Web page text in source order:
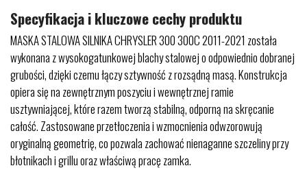
Specyfikacja i kluczowe cechy produktu
MASKA STALOWA SILNIKA CHRYSLER 300 300C 2011-2021 została
wykonana z wysokogatunkowej blachy stalowej o odpowiednio dobranej
grubości, dzięki czemu łączy sztywność z rozsądną masą. Konstrukcja
opiera się na zewnętrznym poszyciu i wewnętrznej ramie
usztywniającej, które razem tworzą stabilną, odporną na skręcanie
całość. Zastosowane przetłoczenia i wzmocnienia odwzorowują
oryginalną geometrię, co pozwala zachować nienaganne szczeliny przy
błotnikach i grillu oraz właściwą pracę zamka.